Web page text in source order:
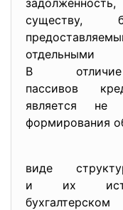
существу,
В
пассивов
является не
формирования
В
виде
и их